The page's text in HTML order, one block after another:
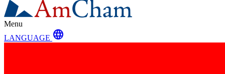
Menu
LANGUAGE language